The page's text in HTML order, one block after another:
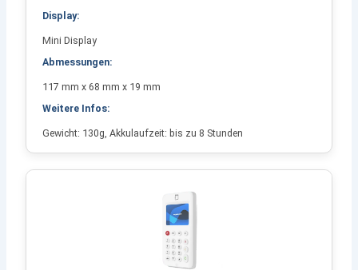
Display:
Mini Display
Abmessungen:
117 mm x 68 mm x 19 mm
Weitere Infos:
Gewicht: 130g, Akkulaufzeit: bis zu 8 Stunden